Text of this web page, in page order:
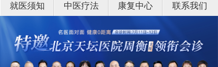
就医须知 中医疗法 康复中心 联系我们